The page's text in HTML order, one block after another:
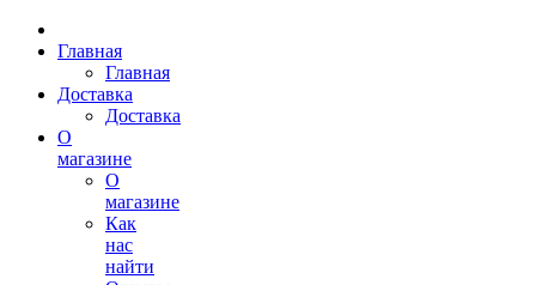
Главная
Главная
Доставка
Доставка
О
магазине
О
магазине
Как
нас
найти